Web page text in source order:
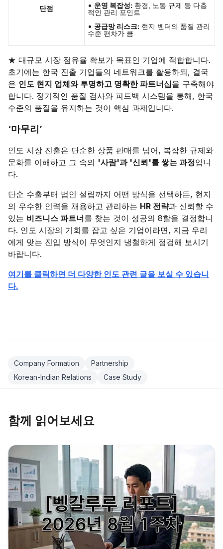
단점
• 운영 복잡성: 환경, 노동 규제 등 다층
적인 관리 포인트
• 공급망 리스크: 현지 벤더의 품질 관리
수준 편차가 큼
★ 대규모 시장 점유율 확보가 목표인 기업에 적합합니다.
초기에는 한국 진출 기업들의 네트워크를 활용하되, 결국
은 인도 현지 업체와 투명하고 명확한 파트너십을 구축해야
합니다. 정기적인 품질 검사와 피드백 시스템을 통해, 한국
수준의 품질을 유지하는 것이 핵심 과제입니다.
‘마무리’
인도 시장 진출은 단순한 상품 판매를 넘어, 복잡한 규제와
문화를 이해하고 그 속의 '사람'과 '신뢰'를 쌓는 과정입니
다.
단순 수출부터 법인 설립까지 어떤 방식을 선택하든, 현지
의 우수한 인력을 채용하고 관리하는 HR 전략과 신뢰할 수
있는 비즈니스 파트너를 찾는 것이 성공의 8할을 결정합니
다. 인도 시장의 기회를 잡고 싶은 기업이라면, 지금 우리
에게 맞는 진입 방식이 무엇인지 냉철하게 점검해 보시기
바랍니다.
여기를 클릭하면 더 다양한 인도 관련 글을 보실 수 있습니
다.
Company Formation
Partnership
Korean-Indian Relations
Case Study
함께 읽어보세요